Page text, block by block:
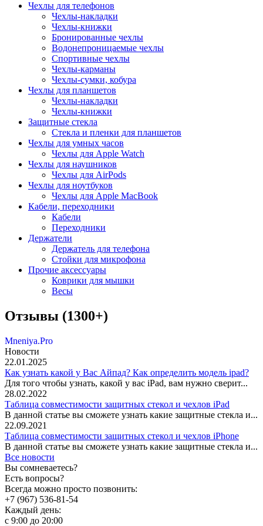
Чехлы для телефонов
Чехлы-накладки
Чехлы-книжки
Бронированные чехлы
Водонепроницаемые чехлы
Спортивные чехлы
Чехлы-карманы
Чехлы-сумки, кобура
Чехлы для планшетов
Чехлы-накладки
Чехлы-книжки
Защитные стекла
Стекла и пленки для планшетов
Чехлы для умных часов
Чехлы для Apple Watch
Чехлы для наушников
Чехлы для AirPods
Чехлы для ноутбуков
Чехлы для Apple MacBook
Кабели, переходники
Кабели
Переходники
Держатели
Держатель для телефона
Стойки для микрофона
Прочие аксессуары
Коврики для мышки
Весы
Отзывы (1300+)
Mneniya.Pro
Новости
22.01.2025
Как узнать какой у Вас Айпад? Как определить модель ipad?
Для того чтобы узнать, какой у вас iPad, вам нужно сверит...
28.02.2022
Таблица совместимости защитных стекол и чехлов iPad
В данной статье вы сможете узнать какие защитные стекла и...
22.09.2021
Таблица совместимости защитных стекол и чехлов iPhone
В данной статье вы сможете узнать какие защитные стекла и...
Все новости
Вы сомневаетесь?
Есть вопросы?
Всегда можно просто позвонить:
+7 (967) 536-81-54
Каждый день:
с 9:00 до 20:00